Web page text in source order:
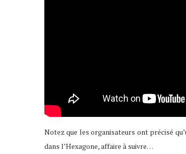
Notez que les organisateurs ont précisé
dans l’Hexagone, affaire à suivre…